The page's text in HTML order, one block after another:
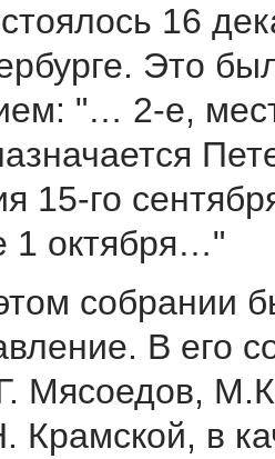
16
Это
"… 2-е,
15-го
1 октября…"
собрании
В его
Мясоедов,
Крамской, в